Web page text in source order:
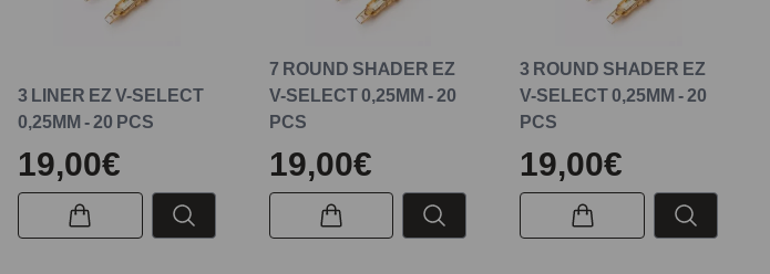
3 LINER EZ V-SELECT
0,25MM - 20 PCS
19,00€
7 ROUND SHADER EZ
V-SELECT 0,25MM - 20
PCS
19,00€
3 ROUND SHADER EZ
V-SELECT 0,25MM - 20
PCS
19,00€